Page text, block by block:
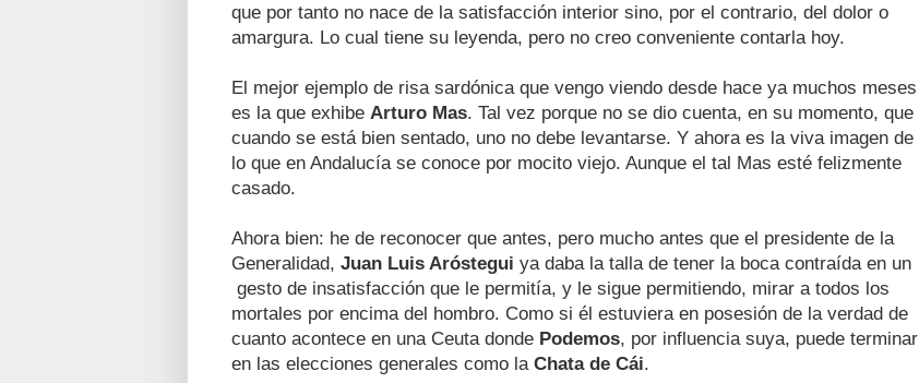
que por tanto no nace de la satisfacción interior sino, por el contrario, del dolor o
amargura. Lo cual tiene su leyenda, pero no creo conveniente contarla hoy.
El mejor ejemplo de risa sardónica que vengo viendo desde hace ya muchos meses
es la que exhibe Arturo Mas. Tal vez porque no se dio cuenta, en su momento, que
cuando se está bien sentado, uno no debe levantarse. Y ahora es la viva imagen de
lo que en Andalucía se conoce por mocito viejo. Aunque el tal Mas esté felizmente
casado.
Ahora bien: he de reconocer que antes, pero mucho antes que el presidente de la
Generalidad, Juan Luis Aróstegui ya daba la talla de tener la boca contraída en un
gesto de insatisfacción que le permitía, y le sigue permitiendo, mirar a todos los
mortales por encima del hombro. Como si él estuviera en posesión de la verdad de
cuanto acontece en una Ceuta donde Podemos, por influencia suya, puede terminar
en las elecciones generales como la Chata de Cái.